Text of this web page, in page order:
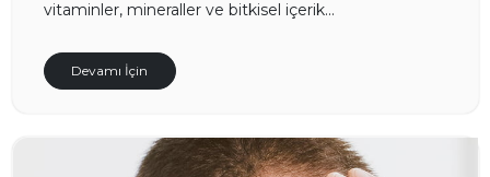
vitaminler, mineraller ve bitkisel içerik...
Devamı İçin